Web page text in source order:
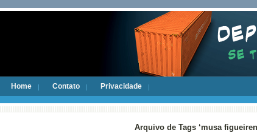
Home Contato Privacidade
Arquivo de Tags ‘musa